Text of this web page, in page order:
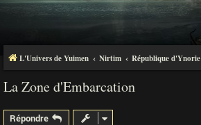
L'Univers de Yuimen Nirtim République d'Ynorie
La Zone d'Embarcation
Répondre